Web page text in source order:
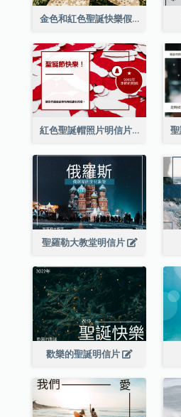
金色和紅色聖誕快樂假期明信片
紅色聖誕帽照片明信片
聖羅勒大教堂明信片
歡樂的聖誕明信片